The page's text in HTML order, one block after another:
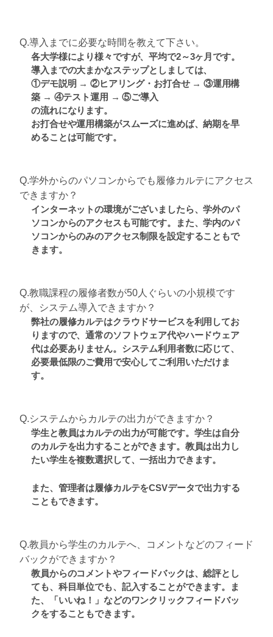
Q.導入までに必要な時間を教えて下さい。
各大学様により様々ですが、平均で2～3ヶ月です。
導入までの大まかなステップとしましては、
①デモ説明 → ②ヒアリング・お打合せ → ③運用構
築 → ④テスト運用 → ⑤ご導入
の流れになります。
お打合せや運用構築がスムーズに進めば、納期を早
めることは可能です。
Q.学外からのパソコンからでも履修カルテにアクセス
できますか？
インターネットの環境がございましたら、学外のパ
ソコンからのアクセスも可能です。また、学内のパ
ソコンからのみのアクセス制限を設定することもで
きます。
Q.教職課程の履修者数が50人ぐらいの小規模です
が、システム導入できますか？
弊社の履修カルテはクラウドサービスを利用してお
りますので、通常のソフトウェア代やハードウェア
代は必要ありません。システム利用者数に応じて、
必要最低限のご費用で安心してご利用いただけま
す。
Q.システムからカルテの出力ができますか？
学生と教員はカルテの出力が可能です。学生は自分
のカルテを出力することができます。教員は出力し
たい学生を複数選択して、一括出力できます。
また、管理者は履修カルテをCSVデータで出力する
こともできます。
Q.教員から学生のカルテへ、コメントなどのフィード
バックができますか？
教員からのコメントやフィードバックは、総評とし
ても、科目単位でも、記入することができます。ま
た、「いいね！」などのワンクリックフィードバッ
クをすることもできます。